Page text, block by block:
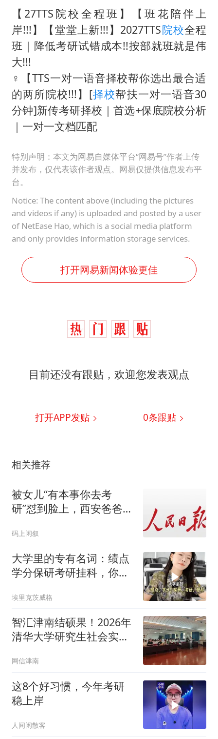
【27TTS院校全程班】【班花陪伴上
岸!!!】【堂堂上新!!!】2027TTS院校全程
班｜降低考研试错成本!!按部就班就是伟
大!!!
‍♀️【TTS一对一语音择校帮你选出最合适
的两所院校!!!】[择校帮扶一对一语音30
分钟]新传考研择校｜首选+保底院校分析
｜一对一文档匹配
特别声明：本文为网易自媒体平台“网易号”作者上传
并发布，仅代表该作者观点。网易仅提供信息发布平
台。
Notice: The content above (including the pictures
and videos if any) is uploaded and posted by a user
of NetEase Hao, which is a social media platform
and only provides information storage services.
打开网易新闻体验更佳
目前还没有跟贴，欢迎您发表观点
打开APP发贴 0条跟贴
相关推荐
被女儿“有本事你去考
研”怼到脸上，西安爸爸在
码上闲叙
大学里的专有名词：绩点
学分保研考研挂科，你了
埃里克茨威格
智汇津南结硕果！2026年
清华大学研究生社会实践
网信津南
这8个好习惯，今年考研
稳上岸
人间闲散客